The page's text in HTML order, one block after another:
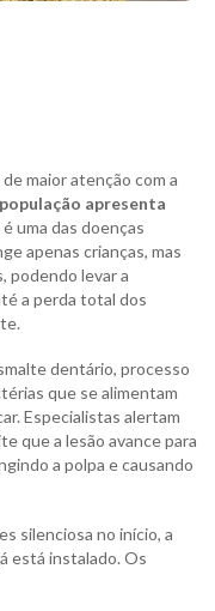
maior atenção com a
apresenta
uma das doenças
apenas crianças, mas
podendo levar a
a perda total dos
dentário, processo
que se alimentam
Especialistas alertam
que a lesão avance para
a polpa e causando
silenciosa no início, a
está instalado. Os